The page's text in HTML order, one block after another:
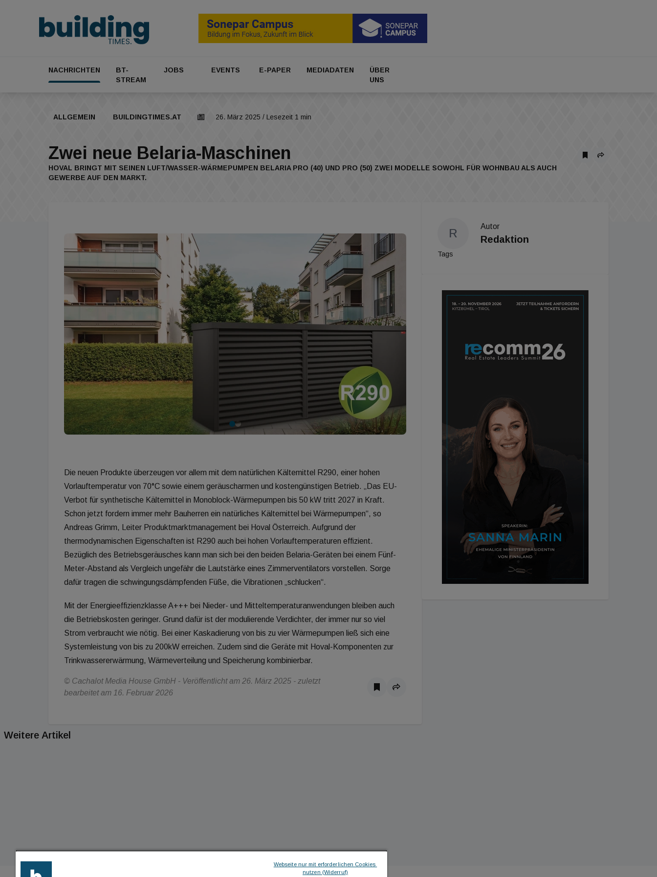
NACHRICHTEN
BT-
STREAM
JOBS EVENTS E-PAPER MEDIADATEN
ÜBER
UNS
ALLGEMEIN BUILDINGTIMES.AT 26. März 2025 / Lesezeit 1 min
Zwei neue Belaria-Maschinen
HOVAL BRINGT MIT SEINEN LUFT/WASSER-WÄRMEPUMPEN BELARIA PRO (40) UND PRO (50) ZWEI MODELLE SOWOHL FÜR WOHNBAU ALS AUCH
GEWERBE AUF DEN MARKT.
Die neuen Produkte überzeugen vor allem mit dem natürlichen Kältemittel R290, einer hohen
Vorlauftemperatur von 70°C sowie einem geräuscharmen und kostengünstigen Betrieb. „Das EU-
Verbot für synthetische Kältemittel in Monoblock-Wärmepumpen bis 50 kW tritt 2027 in Kraft.
Schon jetzt fordern immer mehr Bauherren ein natürliches Kältemittel bei Wärmepumpen“, so
Andreas Grimm, Leiter Produktmarktmanagement bei Hoval Österreich. Aufgrund der
thermodynamischen Eigenschaften ist R290 auch bei hohen Vorlauftemperaturen effizient.
Bezüglich des Betriebsgeräusches kann man sich bei den beiden Belaria-Geräten bei einem Fünf-
Meter-Abstand als Vergleich ungefähr die Lautstärke eines Zimmerventilators vorstellen. Sorge
dafür tragen die schwingungsdämpfenden Füße, die Vibrationen „schlucken“.
Mit der Energieeffizienzklasse A+++ bei Nieder- und Mitteltemperaturanwendungen bleiben auch
die Betriebskosten geringer. Grund dafür ist der modulierende Verdichter, der immer nur so viel
Strom verbraucht wie nötig. Bei einer Kaskadierung von bis zu vier Wärmepumpen ließ sich eine
Systemleistung von bis zu 200kW erreichen. Zudem sind die Geräte mit Hoval-Komponenten zur
Trinkwassererwärmung, Wärmeverteilung und Speicherung kombinierbar.
© Cachalot Media House GmbH - Veröffentlicht am 26. März 2025 - zuletzt
bearbeitet am 16. Februar 2026
R
Autor
Redaktion
Tags
Weitere Artikel
Webseite nur mit erforderlichen Cookies
nutzen (Widerruf)